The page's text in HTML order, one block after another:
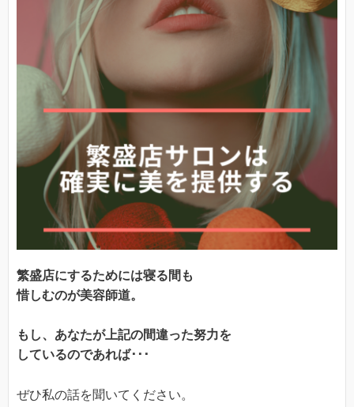
繁盛店にするためには寝る間も
惜しむのが美容師道。
もし、あなたが上記の間違った努力を
しているのであれば･･･
ぜひ私の話を聞いてください。